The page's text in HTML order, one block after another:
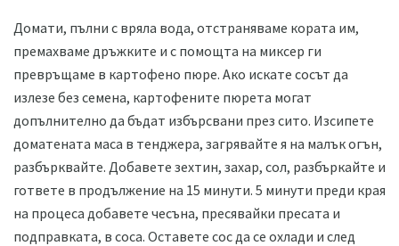
Домати, пълни с вряла вода, отстраняваме кората им,
премахваме дръжките и с помощта на миксер ги
превръщаме в картофено пюре. Ако искате сосът да
излезе без семена, картофените пюрета могат
допълнително да бъдат избърсвани през сито. Изсипете
доматената маса в тенджера, загрявайте я на малък огън,
разбърквайте. Добавете зехтин, захар, сол, разбъркайте и
гответе в продължение на 15 минути. 5 минути преди края
на процеса добавете чесъна, пресявайки пресата и
подправката, в соса. Оставете сос да се охлади и след